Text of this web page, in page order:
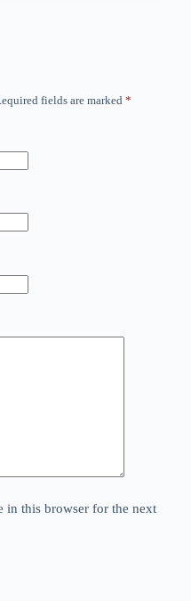
fields are marked *
in this browser for the next